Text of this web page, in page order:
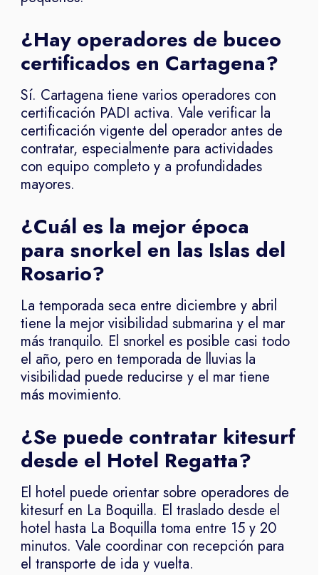
¿Hay operadores de buceo
certificados en Cartagena?
Sí. Cartagena tiene varios operadores con
certificación PADI activa. Vale verificar la
certificación vigente del operador antes de
contratar, especialmente para actividades
con equipo completo y a profundidades
mayores.
¿Cuál es la mejor época
para snorkel en las Islas del
Rosario?
La temporada seca entre diciembre y abril
tiene la mejor visibilidad submarina y el mar
más tranquilo. El snorkel es posible casi todo
el año, pero en temporada de lluvias la
visibilidad puede reducirse y el mar tiene
más movimiento.
¿Se puede contratar kitesurf
desde el Hotel Regatta?
El hotel puede orientar sobre operadores de
kitesurf en La Boquilla. El traslado desde el
hotel hasta La Boquilla toma entre 15 y 20
minutos. Vale coordinar con recepción para
el transporte de ida y vuelta.